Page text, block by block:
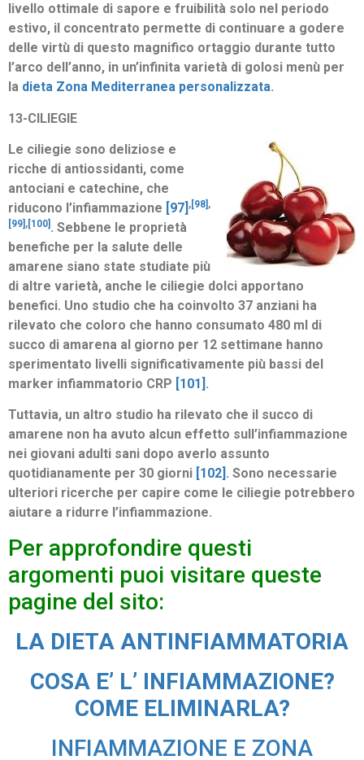
livello ottimale di sapore e fruibilità solo nel periodo
estivo, il concentrato permette di continuare a godere
delle virtù di questo magnifico ortaggio durante tutto
l’arco dell’anno, in un’infinita varietà di golosi menù per
la dieta Zona Mediterranea personalizzata.
13-CILIEGIE
Le ciliegie sono deliziose e
ricche di antiossidanti, come
antociani e catechine, che
riducono l’infiammazione [97] , [98] ,
[99] , [100] . Sebbene le proprietà
benefiche per la salute delle
amarene siano state studiate più
di altre varietà, anche le ciliegie dolci apportano
benefici. Uno studio che ha coinvolto 37 anziani ha
rilevato che coloro che hanno consumato 480 ml di
succo di amarena al giorno per 12 settimane hanno
sperimentato livelli significativamente più bassi del
marker infiammatorio CRP [101] .
Tuttavia, un altro studio ha rilevato che il succo di
amarene non ha avuto alcun effetto sull’infiammazione
nei giovani adulti sani dopo averlo assunto
quotidianamente per 30 giorni [102] . Sono necessarie
ulteriori ricerche per capire come le ciliegie potrebbero
aiutare a ridurre l’infiammazione.
Per approfondire questi
argomenti puoi visitare queste
pagine del sito:
LA DIETA ANTINFIAMMATORIA
COSA E’ L’ INFIAMMAZIONE?
COME ELIMINARLA?
INFIAMMAZIONE E ZONA